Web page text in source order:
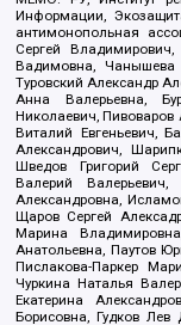
Информации,
антимонопольная
Сергей
Вадимовна, Чанышева
Туровский Александр
Анна Валерьевна,
Николаевич, Пивоваров
Виталий Евгеньевич,
Александрович,
Шведов Григорий
Валерий
Александровна,
Щаров Сергей
Марина
Анатольевна, Паутов
Пислакова-Паркер
Чуркина Наталья
Екатерина
Борисовна, Гудков